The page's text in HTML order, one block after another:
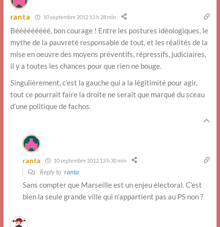
ranta 10 septembre 2012 13 h 28 min
Bééééééééé, bon courage ! Entre les postures idéologiques, le
mythe de la pauvreté responsable de tout, et les réalités de la
mise en oeuvre des moyens préventifs, répressifs, judiciaires,
il y a toutes les chances pour que rien ne bouge.
Singulièrement, c’est la gauche qui a la légitimité pour agir,
tout ce pourrait faire la droite ne serait que marqué du sceau
d’une politique de fachos.
ranta 10 septembre 2012 13 h 30 min
Reply to ranta
Sans compter que Marseille est un enjeu électoral. C’est
bien la seule grande ville qui n’appartient pas au PS non ?